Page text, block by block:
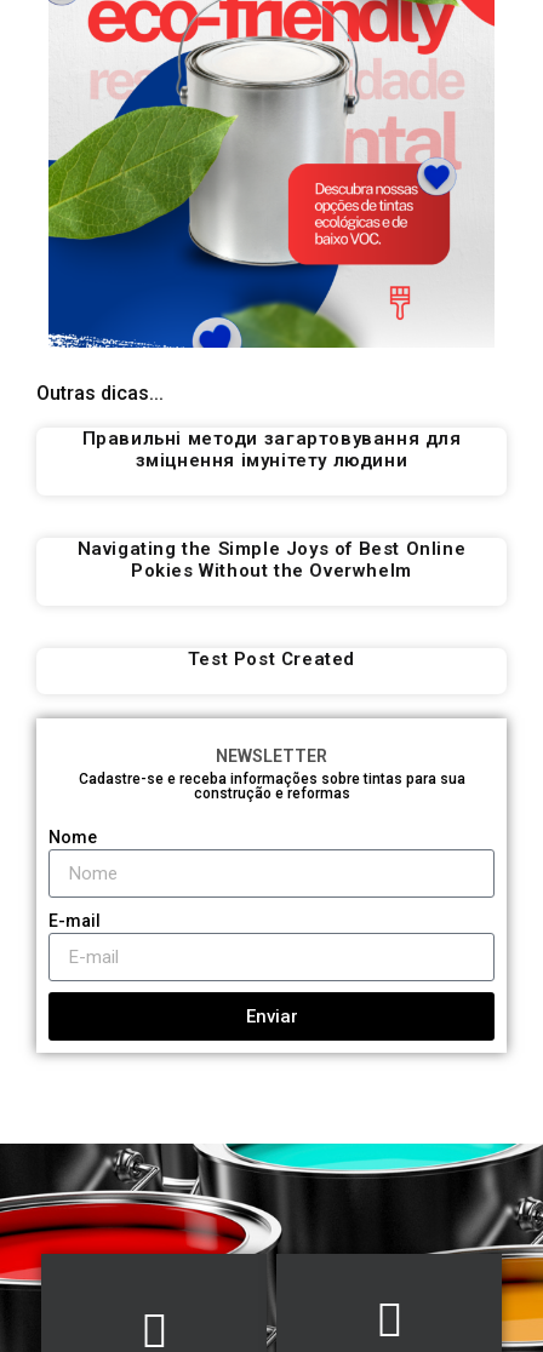
Outras dicas...
Правильні методи загартовування для
зміцнення імунітету людини
Navigating the Simple Joys of Best Online
Pokies Without the Overwhelm
Test Post Created
NEWSLETTER
Cadastre-se e receba informações sobre tintas para sua
construção e reformas
Nome
E-mail
Enviar